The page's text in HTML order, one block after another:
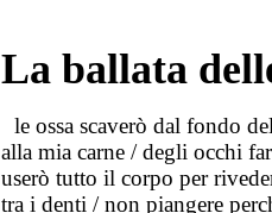
La ballata
le ossa scaverò dal fondo
alla mia carne / degli occhi
userò tutto il corpo per
tra i denti / non piangere